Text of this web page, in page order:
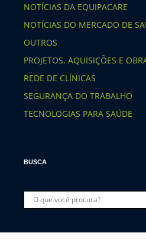
NOTÍCIAS DA EQUIPACARE
NOTÍCIAS DO MERCADO DE
OUTROS
PROJETOS, AQUISIÇÕES E
REDE DE CLÍNICAS
SEGURANÇA DO TRABALHO
TECNOLOGIAS PARA SAÚDE
BUSCA